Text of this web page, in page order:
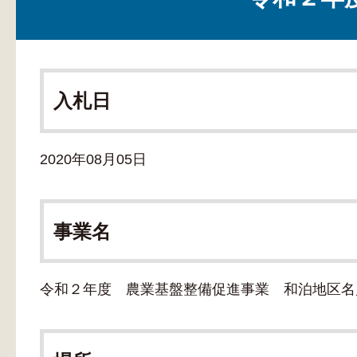
入札日
2020年08月05日
事業名
令和２年度 農業基盤整備促進事業 和泊地区名